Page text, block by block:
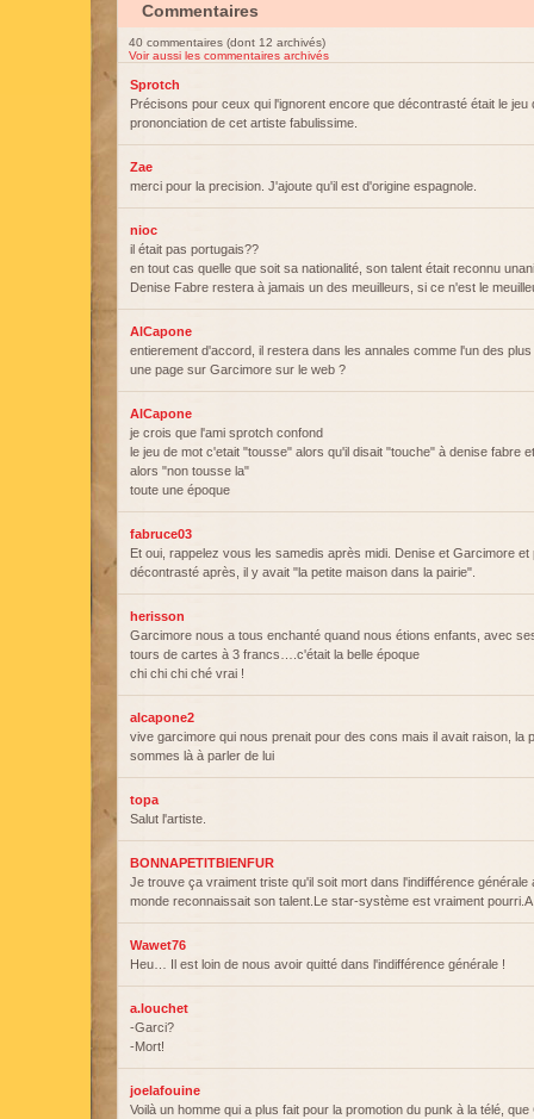
Commentaires
40 commentaires (dont 12 archivés)
Voir aussi les commentaires archivés
Sprotch
Précisons pour ceux qui l'ignorent encore que décontrasté était le jeu
prononciation de cet artiste fabulissime.
Zae
merci pour la precision. J'ajoute qu'il est d'origine espagnole.
nioc
il était pas portugais??
en tout cas quelle que soit sa nationalité, son talent était reconnu
Denise Fabre restera à jamais un des meuilleurs, si ce n'est le
AlCapone
entierement d'accord, il restera dans les annales comme l'un des
une page sur Garcimore sur le web ?
AlCapone
je crois que l'ami sprotch confond
le jeu de mot c'etait "tousse" alors qu'il disait "touche" à denise fabre
alors "non tousse la"
toute une époque
fabruce03
Et oui, rappelez vous les samedis après midi. Denise et Garcimore et
décontrasté après, il y avait "la petite maison dans la pairie".
herisson
Garcimore nous a tous enchanté quand nous étions enfants, avec
tours de cartes à 3 francs….c'était la belle époque
chi chi chi ché vrai !
alcapone2
vive garcimore qui nous prenait pour des cons mais il avait raison, la
sommes là à parler de lui
topa
Salut l'artiste.
BONNAPETITBIENFUR
Je trouve ça vraiment triste qu'il soit mort dans l'indifférence générale
monde reconnaissait son talent.Le star-système est vraiment
Wawet76
Heu… Il est loin de nous avoir quitté dans l'indifférence générale !
a.louchet
-Garci?
-Mort!
joelafouine
Voilà un homme qui a plus fait pour la promotion du punk à la télé, que